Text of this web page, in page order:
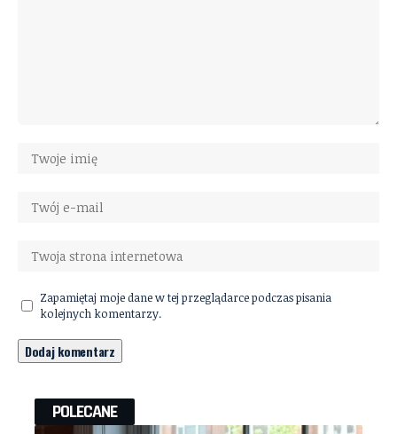
Zapamiętaj moje dane w tej przeglądarce podczas pisania
kolejnych komentarzy.
POLECANE